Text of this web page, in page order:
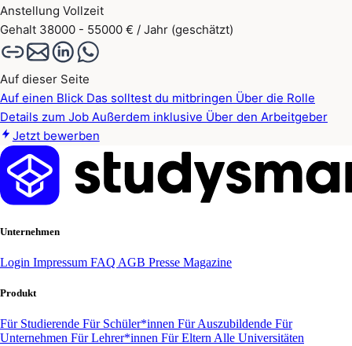
Anstellung Vollzeit
Gehalt 38000 - 55000 € / Jahr (geschätzt)
Auf dieser Seite
Auf einen Blick Das solltest du mitbringen Über die Rolle
Details zum Job Außerdem inklusive Über den Arbeitgeber
Jetzt bewerben
Unternehmen
Login Impressum FAQ AGB Presse Magazine
Produkt
Für Studierende Für Schüler*innen Für Auszubildende Für
Unternehmen Für Lehrer*innen Für Eltern Alle Universitäten